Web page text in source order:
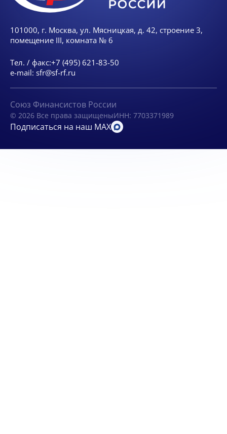
101000, г. Москва, ул. Мясницкая, д. 42, строение 3,
помещение III, комната № 6
Тел. / факс:+7 (495) 621-83-50
e-mail: sfr@sf-rf.ru
Союз Финансистов России
© 2026 Все права защищеныИНН: 7703371989
Подписаться на наш MAX